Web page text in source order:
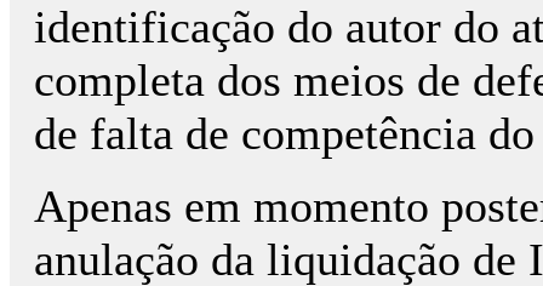
identificação do autor do
completa dos meios de
de falta de competência
Apenas em momento
anulação da liquidação